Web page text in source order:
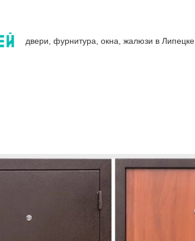
двери, фурнитура, окна, жалюзи в Липецке